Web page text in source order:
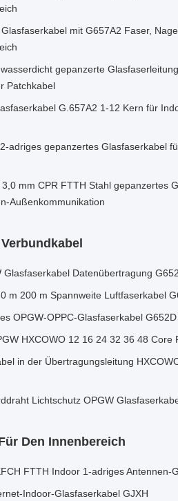
mit G657A2 Faser,
gepanzerte
Patchkabel
G.657A2 1-12 Kern für
adriges gepanzertes Glasfaserkabel
mm CPR FTTH Stahl gepanzertes
Außenkommunikation
Glasfaserkabel Datenübertragung
m 200 m Spannweite Luftfaserkabel
OPGW-OPPC-Glasfaserkabel
HXCOWO 12 16 24 32 36 48 Core
in der Übertragungsleitung
Lichtschutz OPGW
Den Innenbereich
FTTH Indoor 1-adriges Antennen-
Indoor-Glasfaserkabel GJXH